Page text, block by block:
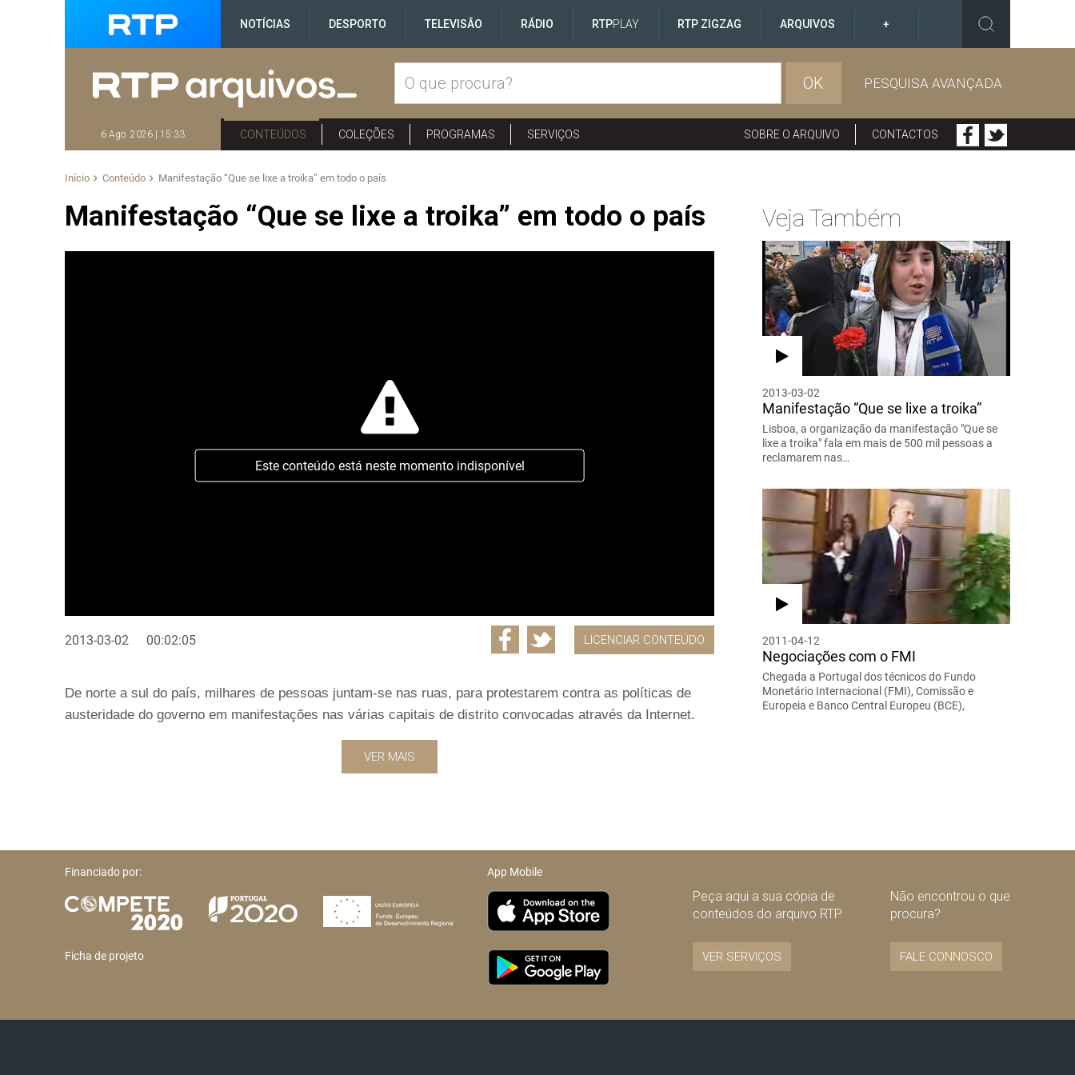
NOTÍCIAS DESPORTO TELEVISÃO RÁDIO RTPPLAY RTP ZIGZAG ARQUIVOS +
OK PESQUISA AVANÇADA
6 Ago. 2026 | 15:33 CONTEÚDOS COLEÇÕES PROGRAMAS SERVIÇOS SOBRE O ARQUIVO CONTACTOS
Início Conteúdo Manifestação “Que se lixe a troika” em todo o país
Manifestação “Que se lixe a troika” em todo o país
Este conteúdo está neste momento indisponível
2013-03-02 00:02:05 LICENCIAR CONTEÚDO
De norte a sul do país, milhares de pessoas juntam-se nas ruas, para protestarem contra as políticas de
austeridade do governo em manifestações nas várias capitais de distrito convocadas através da Internet.
VER MAIS
Veja Também
2013-03-02
Manifestação “Que se lixe a troika”
Lisboa, a organização da manifestação "Que se
lixe a troika" fala em mais de 500 mil pessoas a
reclamarem nas…
2011-04-12
Negociações com o FMI
Chegada a Portugal dos técnicos do Fundo
Monetário Internacional (FMI), Comissão e
Europeia e Banco Central Europeu (BCE),
Financiado por:
Ficha de projeto
App Mobile
Peça aqui a sua cópia de
conteúdos do arquivo RTP
VER SERVIÇOS
Não encontrou o que
procura?
FALE CONNOSCO